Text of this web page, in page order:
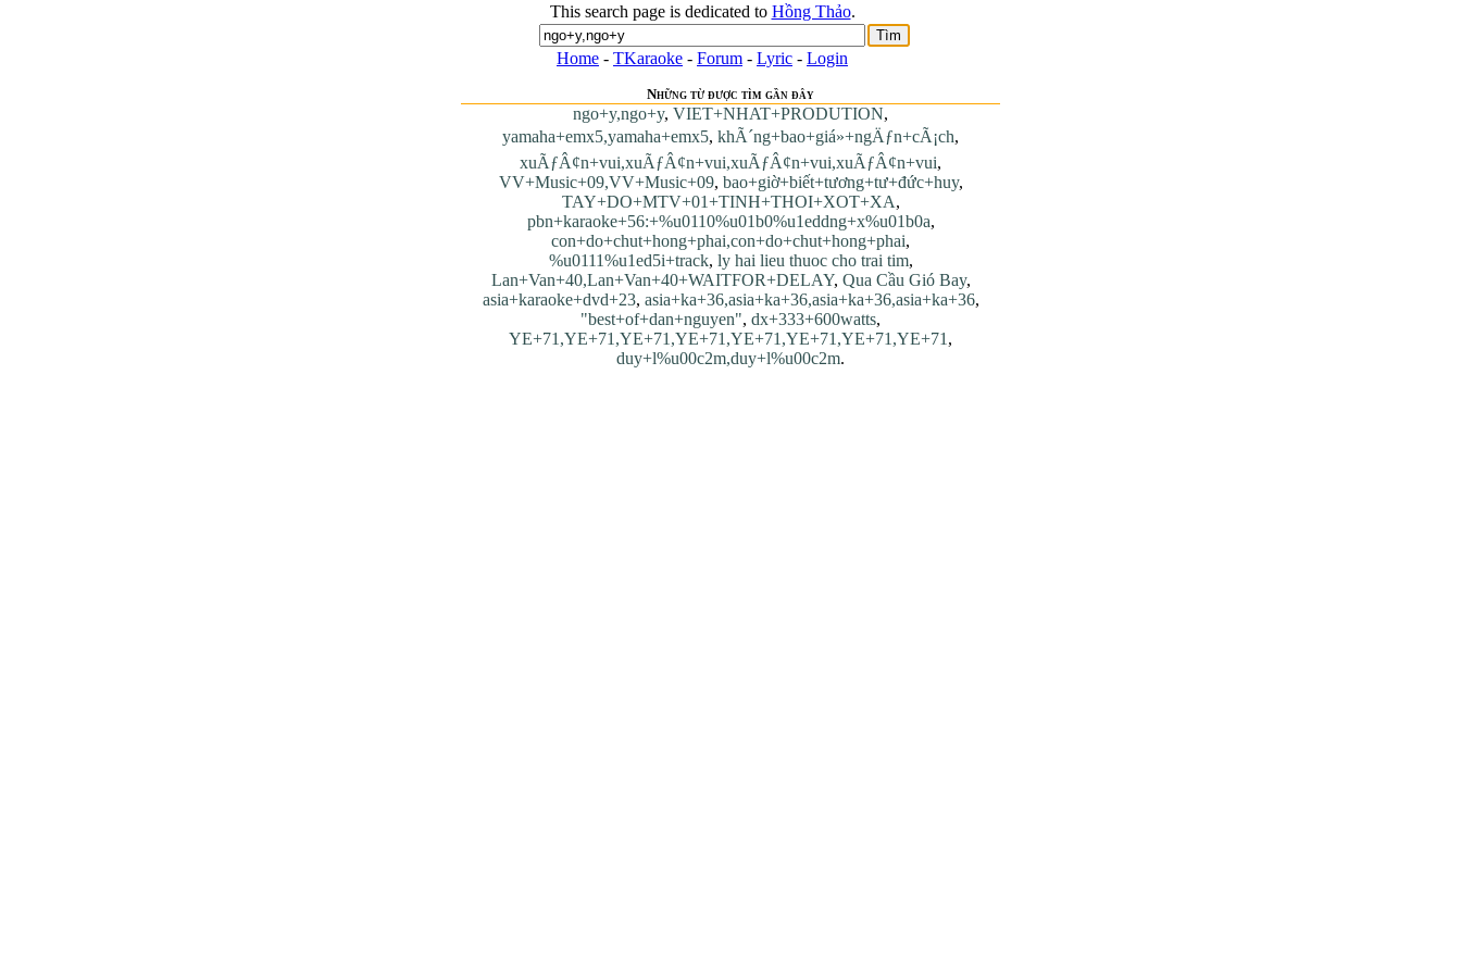
This search page is dedicated to Hồng Thảo.
Home - TKaraoke - Forum - Lyric - Login
Những từ được tìm gần đây
ngo+y,ngo+y, VIET+NHAT+PRODUTION,
yamaha+emx5,yamaha+emx5, khÃ´ng+bao+giá»+ngÄƒn+cÃ¡ch,
xuÃƒÂ¢n+vui,xuÃƒÂ¢n+vui,xuÃƒÂ¢n+vui,xuÃƒÂ¢n+vui,
VV+Music+09,VV+Music+09, bao+giờ+biết+tương+tư+đức+huy,
TAY+DO+MTV+01+TINH+THOI+XOT+XA,
pbn+karaoke+56:+%u0110%u01b0%u1eddng+x%u01b0a,
con+do+chut+hong+phai,con+do+chut+hong+phai,
%u0111%u1ed5i+track, ly hai lieu thuoc cho trai tim,
Lan+Van+40,Lan+Van+40+WAITFOR+DELAY, Qua Cầu Gió Bay,
asia+karaoke+dvd+23, asia+ka+36,asia+ka+36,asia+ka+36,asia+ka+36,
"best+of+dan+nguyen", dx+333+600watts,
YE+71,YE+71,YE+71,YE+71,YE+71,YE+71,YE+71,YE+71 ,
duy+l%u00c2m,duy+l%u00c2m.